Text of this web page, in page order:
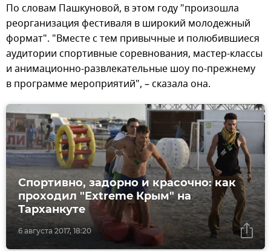
По словам Пашкуновой, в этом году "произошла
реорганизация фестиваля в широкий молодежный
формат". "Вместе с тем привычные и полюбившиеся
аудитории спортивные соревнования, мастер-классы
и анимационно-развлекательные шоу по-прежнему
в программе мероприятий", – сказала она.
6 августа 2017, 18:20
Спортивно, задорно и красочно: как
проходил "Extreme Крым" на
Тарханкуте